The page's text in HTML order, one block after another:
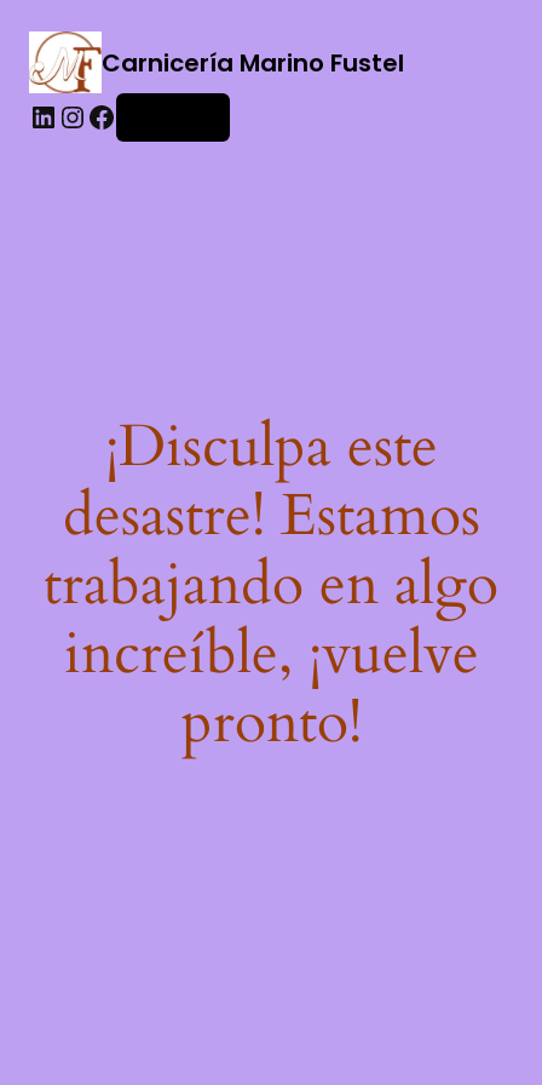
Carnicería Marino Fustel
¡Disculpa este
desastre! Estamos
trabajando en algo
increíble, ¡vuelve
pronto!